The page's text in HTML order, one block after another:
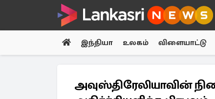
இந்தியா உலகம் விளையாட்டு
அவுஸ்திரேலியாவின்